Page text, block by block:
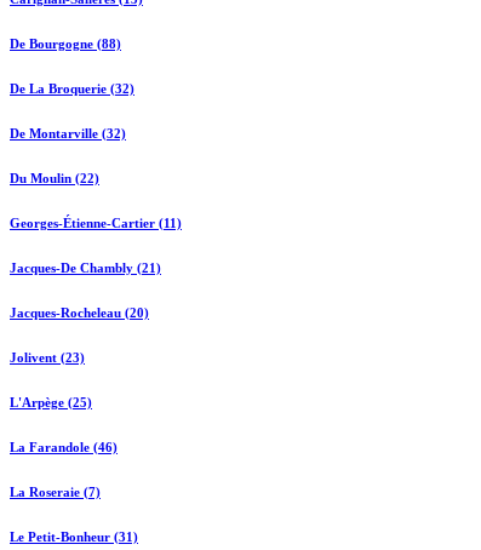
De Bourgogne (88)
De La Broquerie (32)
De Montarville (32)
Du Moulin (22)
Georges-Étienne-Cartier (11)
Jacques-De Chambly (21)
Jacques-Rocheleau (20)
Jolivent (23)
L'Arpège (25)
La Farandole (46)
La Roseraie (7)
Le Petit-Bonheur (31)